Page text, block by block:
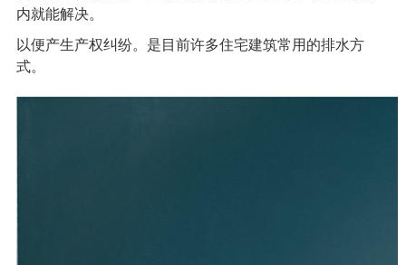
内就能解决。
以便产生产权纠纷。是目前许多住宅建筑常用的排水方
式。